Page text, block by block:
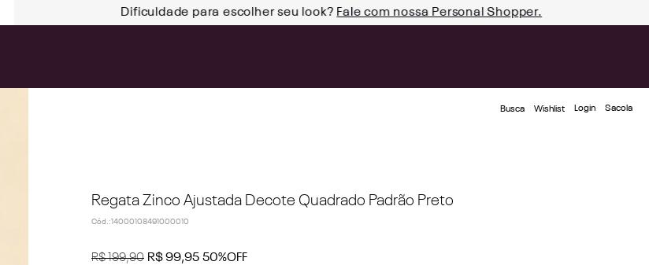
Dificuldade para escolher seu look? Fale com nossa Personal Shopper.
Busca Wishlist Login
Regata Zinco Ajustada Decote Quadrado Padrão Preto
Cód. :14000108491000010
R$ 199,90 R$99,95 50%OFF